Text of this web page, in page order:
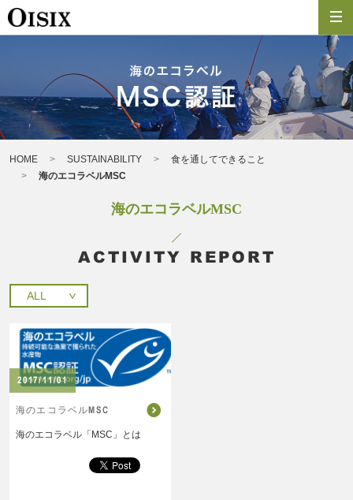
HOME SUSTAINABILITY
食を通してできること
海のエコラベルMSC
海のエコラベルMSC
ACTIVITY REPORT
2017/11/01
海のエコラベルMSC
海のエコラベル「MSC」とは